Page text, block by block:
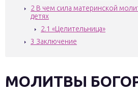
2 В чем сила материнской
детях
2.1 «Целительница»
3 Заключение
МОЛИТВЫ